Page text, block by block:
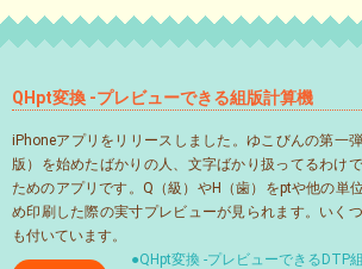
QHpt変換 -プレビューできる組版計算機
iPhoneアプリをリリースしました。ゆこびんの第一
版）を始めたばかりの人、文字ばかり扱ってるわけ
ためのアプリです。Q（級）やH（歯）をptや他の単
め印刷した際の実寸プレビューが見られます。いく
も付いています。
●QHpt変換 -プレビューできるDTP